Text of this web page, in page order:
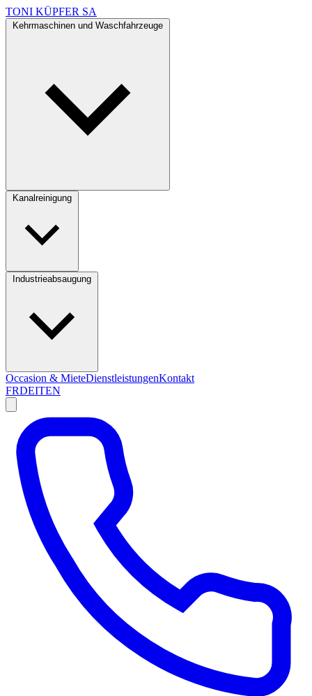
TONI KÜPFER SA
Occasion & MieteDienstleistungenKontakt
FRDEITEN